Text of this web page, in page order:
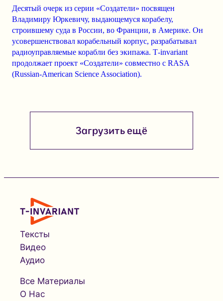
Десятый очерк из серии «Создатели» посвящен
Владимиру Юркевичу, выдающемуся корабелу,
строившему суда в России, во Франции, в Америке. Он
усовершенствовал корабельный корпус, разрабатывал
радиоуправляемые корабли без экипажа. Т-invariant
продолжает проект «Создатели» совместно с RASA
(Russian-American Science Association).
Загрузить ещё
Тексты
Видео
Аудио
Все Материалы
О Нас